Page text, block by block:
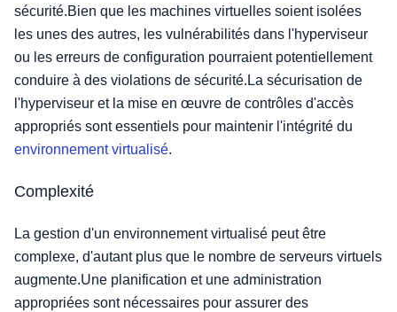
sécurité.Bien que les machines virtuelles soient isolées
les unes des autres, les vulnérabilités dans l'hyperviseur
ou les erreurs de configuration pourraient potentiellement
conduire à des violations de sécurité.La sécurisation de
l'hyperviseur et la mise en œuvre de contrôles d'accès
appropriés sont essentiels pour maintenir l'intégrité du
environnement virtualisé.
Complexité
La gestion d'un environnement virtualisé peut être
complexe, d'autant plus que le nombre de serveurs virtuels
augmente.Une planification et une administration
appropriées sont nécessaires pour assurer des